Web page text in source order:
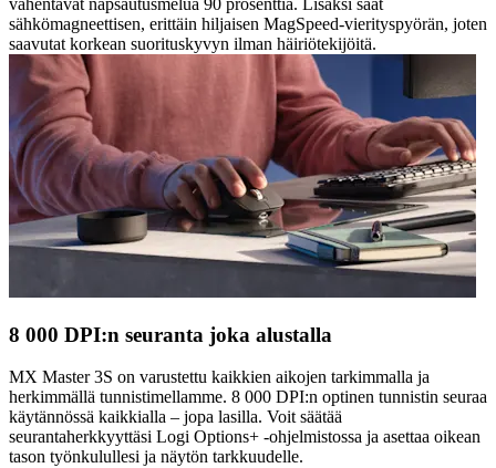
sähkömagneettisen, erittäin hiljaisen MagSpeed-vierityspyörän, joten
saavutat korkean suorituskyvyn ilman häiriötekijöitä.
8 000 DPI:n seuranta joka alustalla
MX Master 3S on varustettu kaikkien aikojen tarkimmalla ja
herkimmällä tunnistimellamme. 8 000 DPI:n optinen tunnistin seuraa
käytännössä kaikkialla – jopa lasilla. Voit säätää
seurantaherkkyyttäsi Logi Options+ -ohjelmistossa ja asettaa oikean
tason työnkulullesi ja näytön tarkkuudelle.